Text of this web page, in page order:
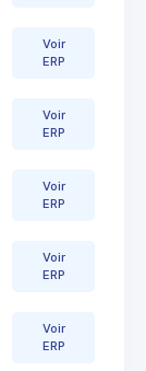
Voir
ERP
Voir
ERP
Voir
ERP
Voir
ERP
Voir
ERP